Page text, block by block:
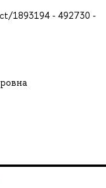
1893194 - 492730 -